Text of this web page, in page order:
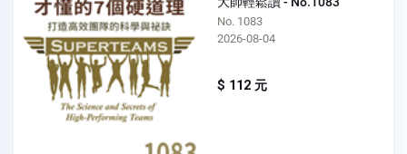
No. 1083
2026-08-04
$ 112 元